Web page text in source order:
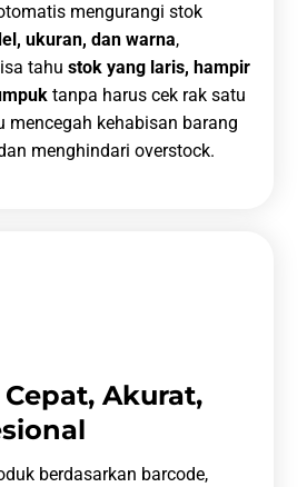
mengurangi stok
ukuran, dan warna,
tahu stok yang laris, hampir
tanpa harus cek rak satu
mencegah kehabisan barang
menghindari overstock.
Akurat,
berdasarkan barcode,